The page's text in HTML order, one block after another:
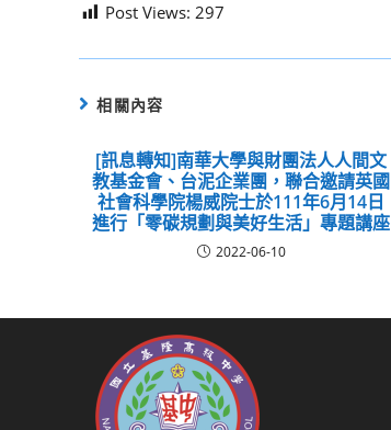
Post Views: 297
相關內容
[訊息轉知]南華大學與財團法人人間文
教基金會、台泥企業團，聯合邀請英國
社會科學院楊威院士於111年6月14日
進行「零碳規劃與美好生活」專題講座
2022-06-10